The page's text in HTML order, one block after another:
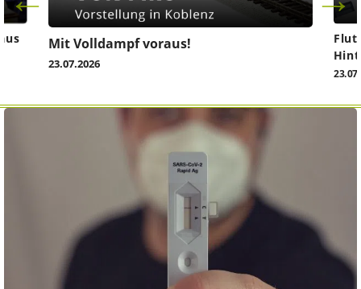
Mit Volldampf voraus!
23.07.2026